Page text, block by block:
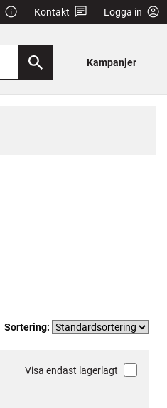
Kontakt Logga in
Kampanjer
Sortering:
Visa endast lagerlagt